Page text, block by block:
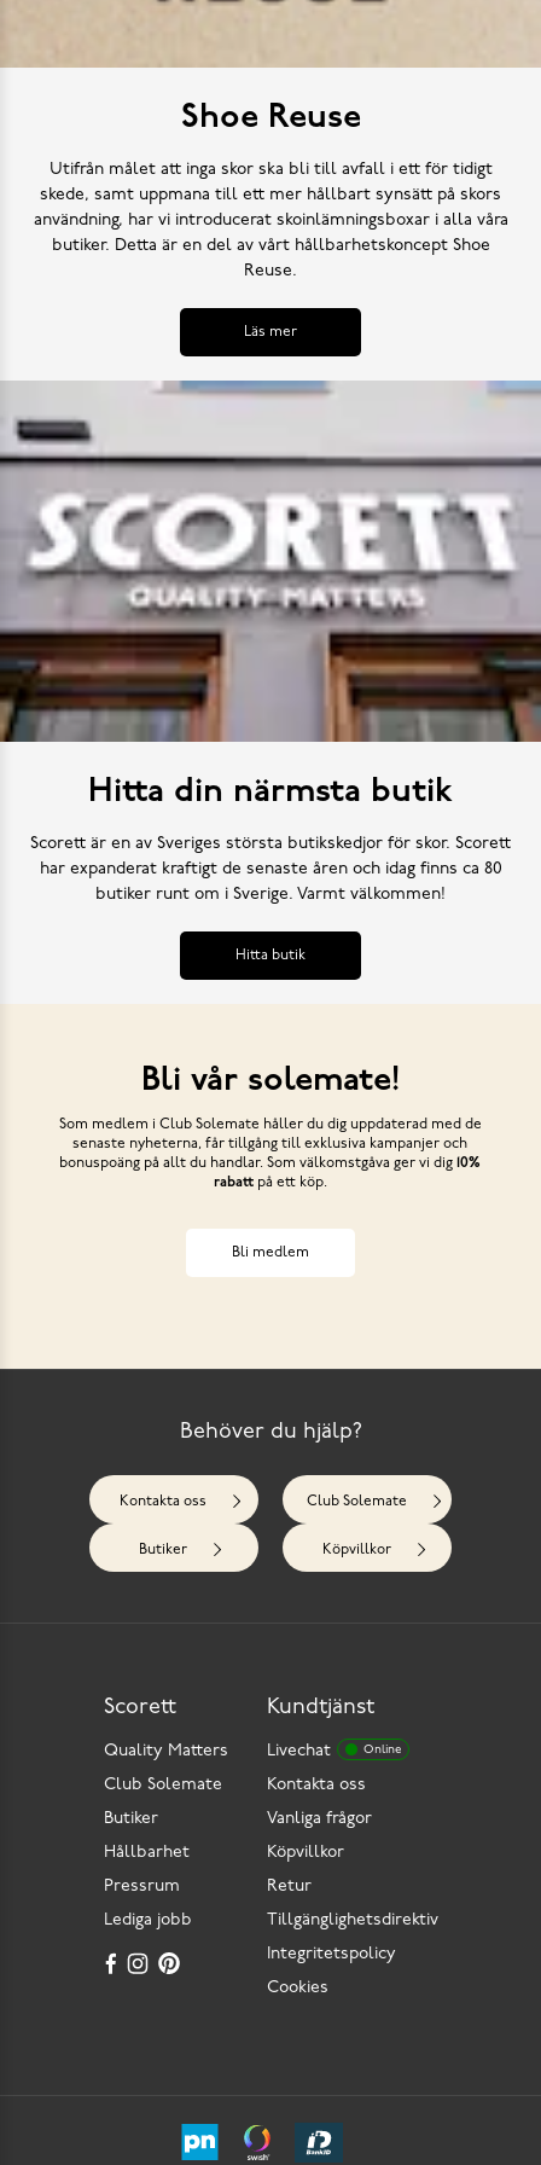
Shoe Reuse
Utifrån målet att inga skor ska bli till avfall i ett för tidigt
skede, samt uppmana till ett mer hållbart synsätt på skors
användning, har vi introducerat skoinlämningsboxar i alla våra
butiker. Detta är en del av vårt hållbarhetskoncept Shoe
Reuse.
Läs mer
Hitta din närmsta butik
Scorett är en av Sveriges största butikskedjor för skor. Scorett
har expanderat kraftigt de senaste åren och idag finns ca 80
butiker runt om i Sverige. Varmt välkommen!
Hitta butik
Bli vår solemate!
Som medlem i Club Solemate håller du dig uppdaterad med de
senaste nyheterna, får tillgång till exklusiva kampanjer och
bonuspoäng på allt du handlar. Som välkomstgåva ger vi dig 10%
rabattpå ett köp.
Bli medlem
Behöver du hjälp?
Kontakta oss Club Solemate
Butiker Köpvillkor
Kundtjänst
Livechat Online
Kontakta oss
Vanliga frågor
Köpvillkor
Retur
Tillgänglighetsdirektiv
Integritetspolicy
Cookies
Scorett
Quality Matters
Club Solemate
Butiker
Hållbarhet
Pressrum
Lediga jobb